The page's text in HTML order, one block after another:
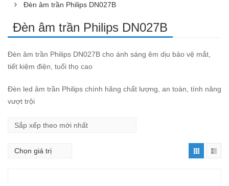
Đèn âm trần Philips DN027B
Đèn âm trần Philips DN027B
Đèn âm trần Philips DN027B cho ánh sáng êm dịu bảo vệ mắt,
tiết kiệm điện, tuổi thọ cao
Đèn led âm trần Philips chính hãng chất lượng, an toàn, tính năng
vượt trội